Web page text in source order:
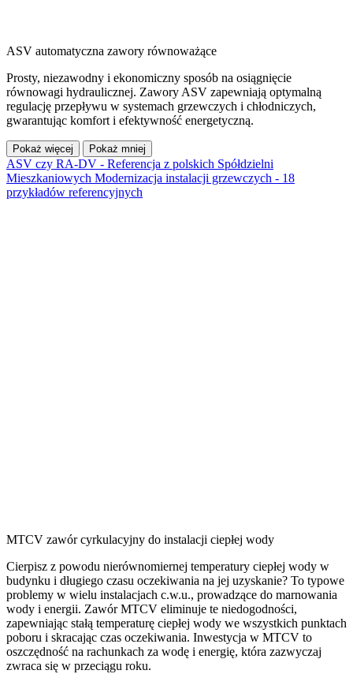
ASV automatyczna zawory równoważące
Prosty, niezawodny i ekonomiczny sposób na osiągnięcie
równowagi hydraulicznej. Zawory ASV zapewniają optymalną
regulację przepływu w systemach grzewczych i chłodniczych,
gwarantując komfort i efektywność energetyczną.
Pokaż więcej Pokaż mniej
ASV czy RA-DV - Referencja z polskich Spółdzielni
Mieszkaniowych Modernizacja instalacji grzewczych - 18
przykładów referencyjnych
MTCV zawór cyrkulacyjny do instalacji ciepłej wody
Cierpisz z powodu nierównomiernej temperatury ciepłej wody w
budynku i długiego czasu oczekiwania na jej uzyskanie? To typowe
problemy w wielu instalacjach c.w.u., prowadzące do marnowania
wody i energii. Zawór MTCV eliminuje te niedogodności,
zapewniając stałą temperaturę ciepłej wody we wszystkich punktach
poboru i skracając czas oczekiwania. Inwestycja w MTCV to
oszczędność na rachunkach za wodę i energię, która zazwyczaj
zwraca się w przeciągu roku.